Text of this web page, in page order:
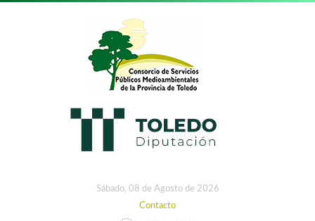
Sábado, 08 de Agosto de 2026
Contacto